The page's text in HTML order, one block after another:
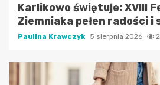
Karlikowo świętuje: XVIII
Ziemniaka pełen radości i
Paulina Krawczyk 5 sierpnia 2026